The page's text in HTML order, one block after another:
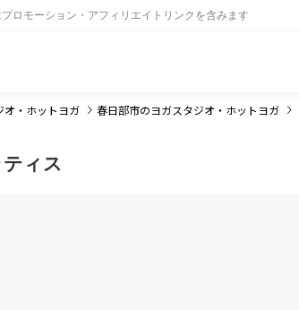
ロモーション・アフィリエイトリンクを含みます
オ・ホットヨガ 春日部市のヨガスタジオ・ホットヨガ
ィス